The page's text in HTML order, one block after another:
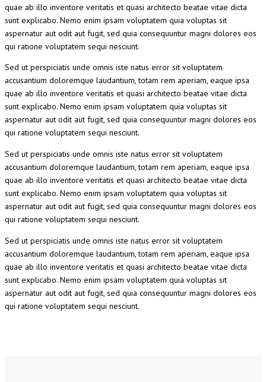
quae ab illo inventore veritatis et quasi architecto beatae vitae dicta
sunt explicabo. Nemo enim ipsam voluptatem quia voluptas sit
aspernatur aut odit aut fugit, sed quia consequuntur magni dolores eos
qui ratione voluptatem sequi nesciunt.
Sed ut perspiciatis unde omnis iste natus error sit voluptatem
accusantium doloremque laudantium, totam rem aperiam, eaque ipsa
quae ab illo inventore veritatis et quasi architecto beatae vitae dicta
sunt explicabo. Nemo enim ipsam voluptatem quia voluptas sit
aspernatur aut odit aut fugit, sed quia consequuntur magni dolores eos
qui ratione voluptatem sequi nesciunt.
Sed ut perspiciatis unde omnis iste natus error sit voluptatem
accusantium doloremque laudantium, totam rem aperiam, eaque ipsa
quae ab illo inventore veritatis et quasi architecto beatae vitae dicta
sunt explicabo. Nemo enim ipsam voluptatem quia voluptas sit
aspernatur aut odit aut fugit, sed quia consequuntur magni dolores eos
qui ratione voluptatem sequi nesciunt.
Sed ut perspiciatis unde omnis iste natus error sit voluptatem
accusantium doloremque laudantium, totam rem aperiam, eaque ipsa
quae ab illo inventore veritatis et quasi architecto beatae vitae dicta
sunt explicabo. Nemo enim ipsam voluptatem quia voluptas sit
aspernatur aut odit aut fugit, sed quia consequuntur magni dolores eos
qui ratione voluptatem sequi nesciunt.